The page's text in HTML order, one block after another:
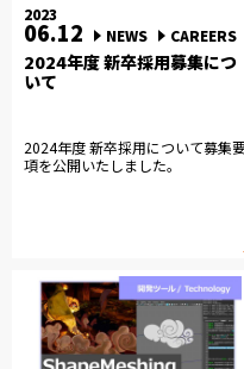
2023
06.12 NEWS CAREERS
2024年度 新卒採用募集につ
いて
2024年度 新卒採用について募集
項を公開いたしました。